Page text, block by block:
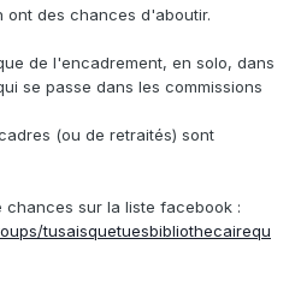
ont des chances d'aboutir.
de l'encadrement, en solo, dans
se passe dans les commissions
(ou de retraités) sont
sur la liste facebook :
tusaisquetuesbibliothecairequ